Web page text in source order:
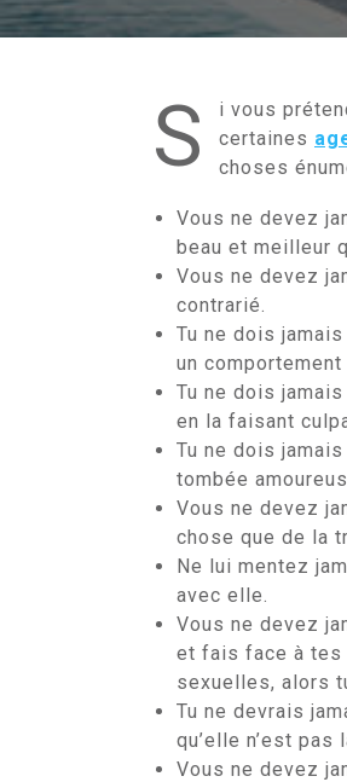
S i vous
certaines
choses
Vous ne devez
beau et meilleur
Vous ne devez
contrarié.
Tu ne dois
un comportement
Tu ne dois
en la faisant
Tu ne dois
tombée
Vous ne devez
chose que de la
Ne lui mentez
avec elle.
Vous ne devez
et fais face à tes
sexuelles, alors
Tu ne devrais
qu’elle n’est
Vous ne devez